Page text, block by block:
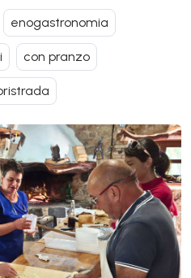
enogastronomia
con pranzo